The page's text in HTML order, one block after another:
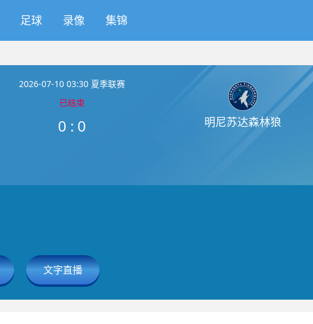
足球 录像 集锦
2026-07-10 03:30 夏季联赛
已结束
0 : 0 明尼苏达森林狼
文字直播